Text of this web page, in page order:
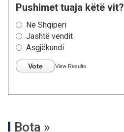
Pushimet tuaja këtë vit?
Në Shqipëri
Jashtë vendit
Asgjëkundi
Vote View Results
Bota »